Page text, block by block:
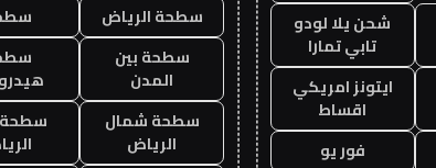
شحن يلا لودو
تابي تمارا
ايتونز امريكي
اقساط
فور يو
سطحة الرياض
سطحة بين
المدن
سطحة شمال
الرياض